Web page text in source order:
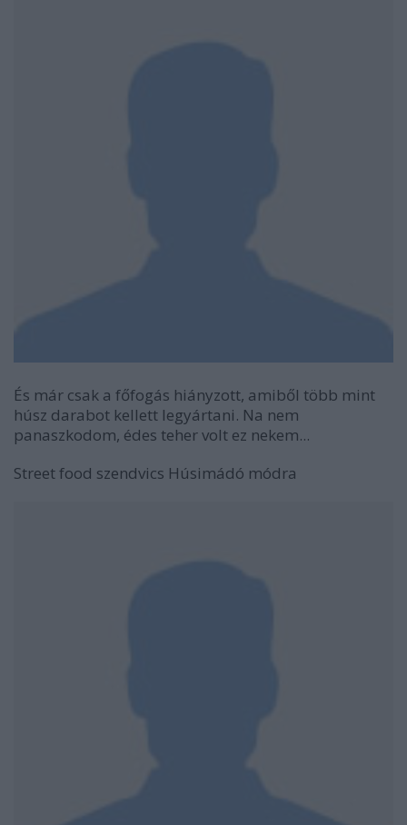
És már csak a főfogás hiányzott, amiből több mint
húsz darabot kellett legyártani. Na nem
panaszkodom, édes teher volt ez nekem...
Street food szendvics Húsimádó módra